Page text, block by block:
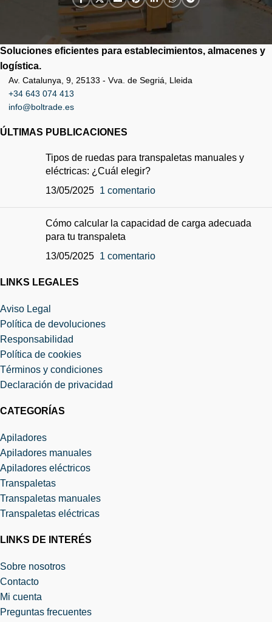
Soluciones eficientes para establecimientos, almacenes y
logística.
Av. Catalunya, 9, 25133 - Vva. de Segriá, Lleida
+34 643 074 413
info@boltrade.es
ÚLTIMAS PUBLICACIONES
Tipos de ruedas para transpaletas manuales y
eléctricas: ¿Cuál elegir?
13/05/2025 1 comentario
Cómo calcular la capacidad de carga adecuada
para tu transpaleta
13/05/2025 1 comentario
LINKS LEGALES
Aviso Legal
Política de devoluciones
Responsabilidad
Política de cookies
Términos y condiciones
Declaración de privacidad
CATEGORÍAS
Apiladores
Apiladores manuales
Apiladores eléctricos
Transpaletas
Transpaletas manuales
Transpaletas eléctricas
LINKS DE INTERÉS
Sobre nosotros
Contacto
Mi cuenta
Preguntas frecuentes